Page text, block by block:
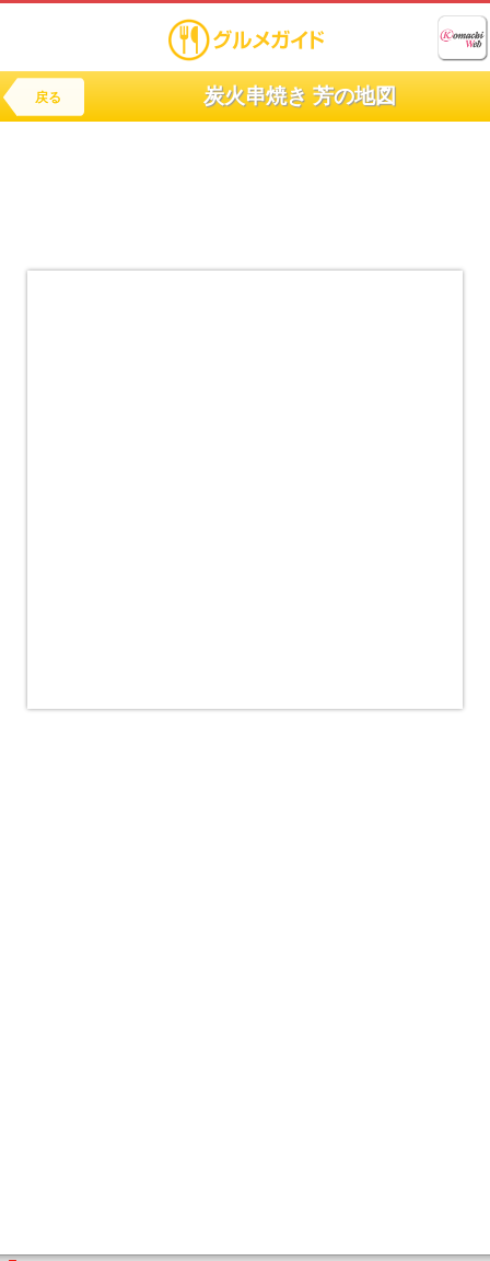
戻る 炭火串焼き 芳の地図